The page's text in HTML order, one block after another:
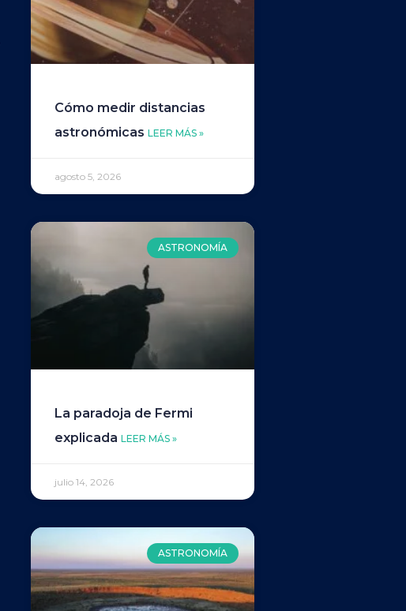
Cómo medir distancias
astronómicasLEER MÁS »
agosto 5, 2026
ASTRONOMÍA
La paradoja de Fermi
explicadaLEER MÁS »
julio 14, 2026
ASTRONOMÍA